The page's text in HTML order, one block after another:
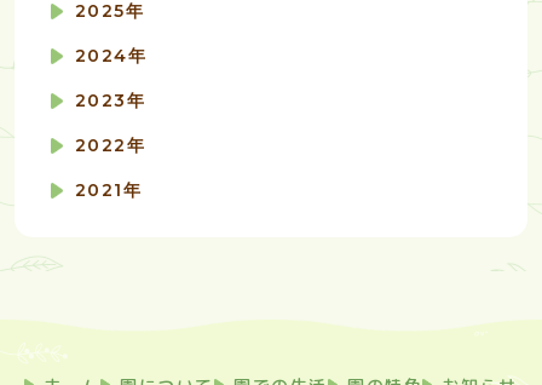
2025年
2024年
2023年
2022年
2021年